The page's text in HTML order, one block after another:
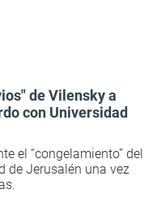
de Vilensky a
con Universidad
el “congelamiento” del
de Jerusalén una vez